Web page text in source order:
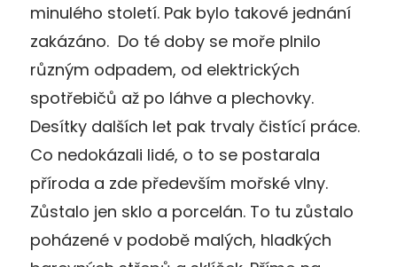
minulého století. Pak bylo takové jednání
zakázáno. Do té doby se moře plnilo
různým odpadem, od elektrických
spotřebičů až po láhve a plechovky.
Desítky dalších let pak trvaly čistící práce.
Co nedokázali lidé, o to se postarala
příroda a zde především mořské vlny.
Zůstalo jen sklo a porcelán. To tu zůstalo
poházené v podobě malých, hladkých